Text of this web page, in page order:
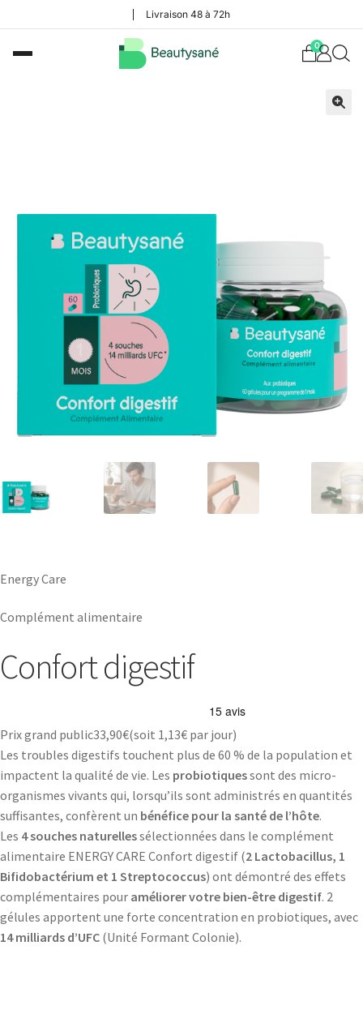
Livraison 48 à 72h
0
Energy Care
Complément alimentaire
Confort digestif
Prix grand public33,90€(soit 1,13€ par jour)
Les troubles digestifs touchent plus de 60 % de la population et
impactent la qualité de vie. Les probiotiquessont des micro-
organismes vivants qui, lorsqu’ils sont administrés en quantités
suffisantes, confèrent un bénéfice pour la santé de l’hôte.
Les 4 souches naturellessélectionnées dans le complément
alimentaire ENERGY CARE Confort digestif (2 Lactobacillus, 1
Bifidobactérium et 1 Streptococcus) ont démontré des effets
complémentaires pour améliorer votre bien-être digestif. 2
gélules apportent une forte concentration en probiotiques, avec
14 milliards d’UFC (Unité Formant Colonie).